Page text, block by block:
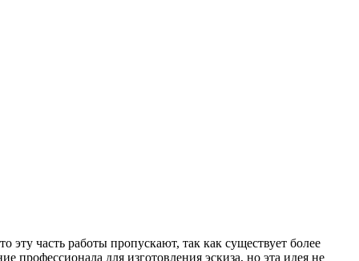
часть работы пропускают, так как существует более
для изготовления эскиза, но эта идея не